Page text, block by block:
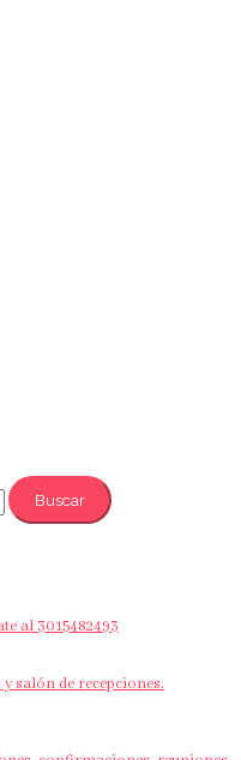
Buscar
al 3015482493
salón de recepciones.